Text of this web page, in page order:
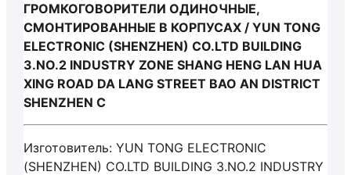
ГРОМКОГОВОРИТЕЛИ ОДИНОЧНЫЕ,
СМОНТИРОВАННЫЕ В КОРПУСАХ / YUN TONG
ELECTRONIC (SHENZHEN) CO.LTD BUILDING
3.NO.2 INDUSTRY ZONE SHANG HENG LAN HUA
XING ROAD DA LANG STREET BAO AN DISTRICT
SHENZHEN C
Изготовитель: YUN TONG ELECTRONIC
(SHENZHEN) CO.LTD BUILDING 3.NO.2 INDUSTRY